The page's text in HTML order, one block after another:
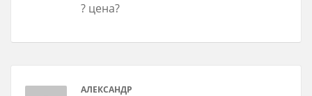
? цена?
АЛЕКСАНДР